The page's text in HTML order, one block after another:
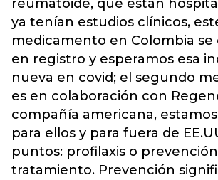
reumatoide, que están
ya tenían estudios clínicos,
medicamento en Colombia
en registro y esperamos esa
nueva en covid; el segundo
es en colaboración con
compañía americana,
para ellos y para fuera de
puntos: profilaxis o
tratamiento. Prevención